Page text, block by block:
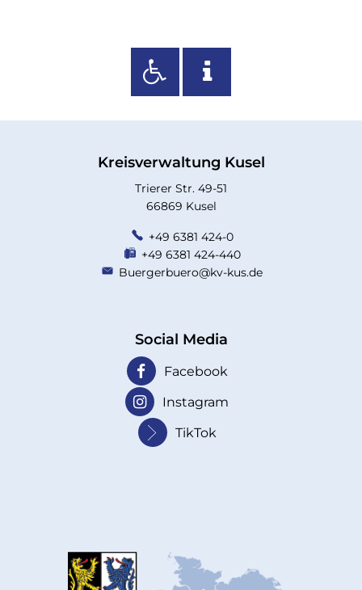
Kreisverwaltung Kusel
Trierer Str. 49-51
66869 Kusel
+49 6381 424-0
+49 6381 424-440
Buergerbuero@kv-kus.de
Social Media
Facebook
Instagram
TikTok